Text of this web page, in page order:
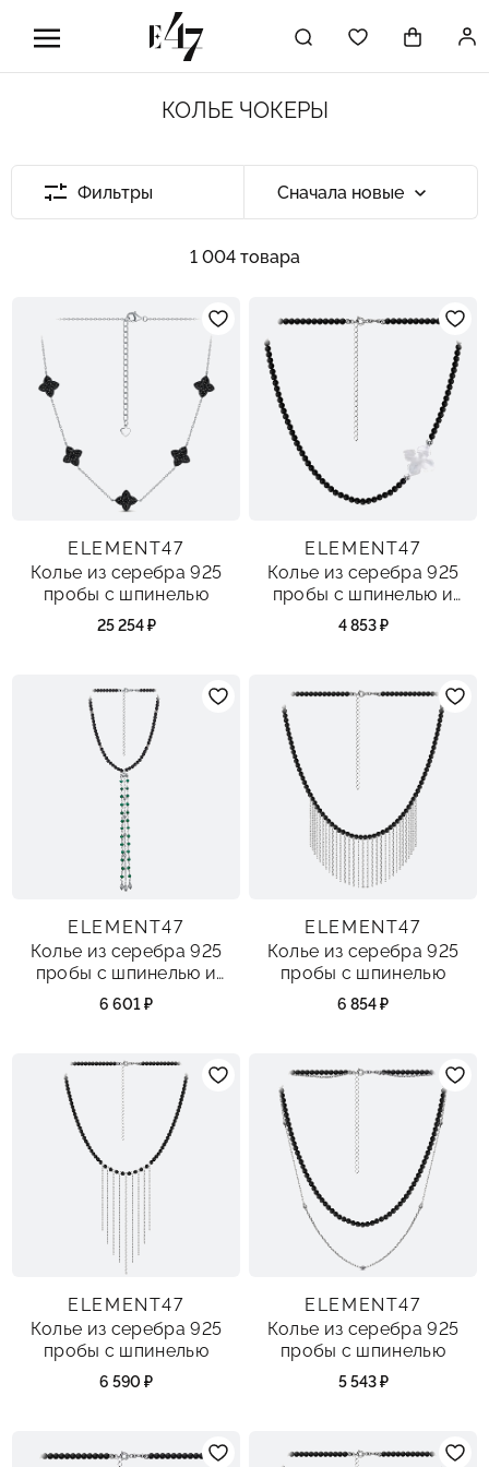
КОЛЬЕ ЧОКЕРЫ
Фильтры Сначала новые
1 004 товара
ELEMENT47
Колье из серебра 925
пробы с шпинелью
25 254 ₽
ELEMENT47
Колье из серебра 925
пробы с шпинелью и
перламутром
4 853 ₽
ELEMENT47
Колье из серебра 925
пробы с шпинелью и
агатом
6 601 ₽
ELEMENT47
Колье из серебра 925
пробы с шпинелью
6 854 ₽
ELEMENT47
Колье из серебра 925
пробы с шпинелью
6 590 ₽
ELEMENT47
Колье из серебра 925
пробы с шпинелью
5 543 ₽